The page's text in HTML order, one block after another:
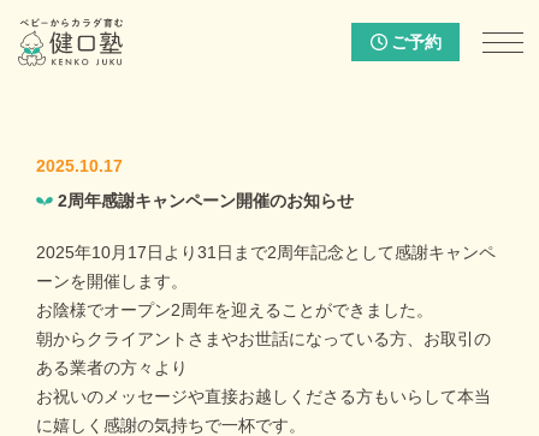
ご予約
2025.10.17
2周年感謝キャンペーン開催のお知らせ
2025年10月17日より31日まで2周年記念として感謝キャンペ
ーンを開催します。
お陰様でオープン2周年を迎えることができました。
朝からクライアントさまやお世話になっている方、お取引の
ある業者の方々より
お祝いのメッセージや直接お越しくださる方もいらして本当
に嬉しく感謝の気持ちで一杯です。